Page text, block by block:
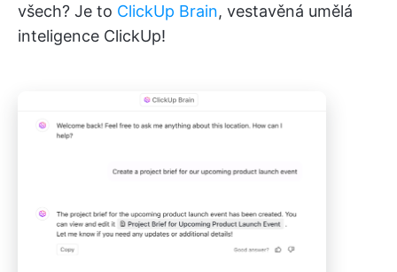
všech? Je to ClickUp Brain, vestavěná umělá
inteligence ClickUp!